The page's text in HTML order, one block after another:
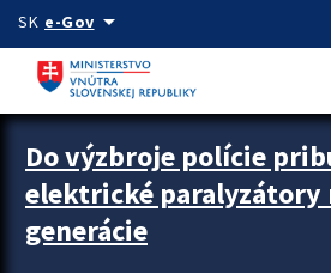
Preskocit na hlavný obsah
SK e-Govarrow_drop_down
Zastavit automatický posun upútavok
Do výzbroje polície
elektrické paralyzátory
generácie